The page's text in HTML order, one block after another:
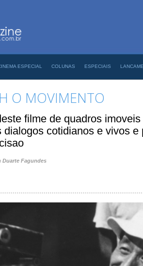
ESPECIAL COLUNAS ESPECIAIS
O MOVIMENTO
filme de quadros
dialogos cotidianos e vivos e
Duarte Fagundes